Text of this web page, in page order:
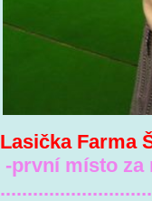
Lasička Farma
-první místo za